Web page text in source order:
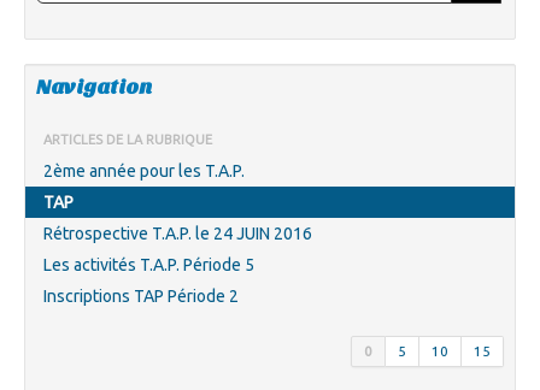
Navigation
ARTICLES DE LA RUBRIQUE
2ème année pour les T.A.P.
TAP
Rétrospective T.A.P. le 24 JUIN 2016
Les activités T.A.P. Période 5
Inscriptions TAP Période 2
0 5 10 15